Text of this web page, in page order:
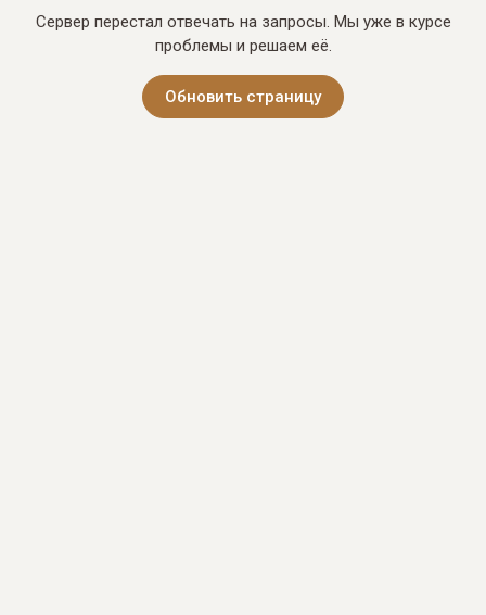
Сервер перестал отвечать на запросы. Мы уже в курсе
проблемы и решаем её.
Обновить страницу